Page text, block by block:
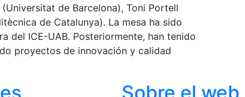
de Barcelona), Toni Portell
de Catalunya). La mesa ha sido
del ICE-UAB. Posteriormente, han tenido
proyectos de innovación y calidad